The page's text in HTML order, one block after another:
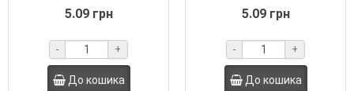
5.09 грн
- +
До кошика
5.09 грн
- +
До кошика